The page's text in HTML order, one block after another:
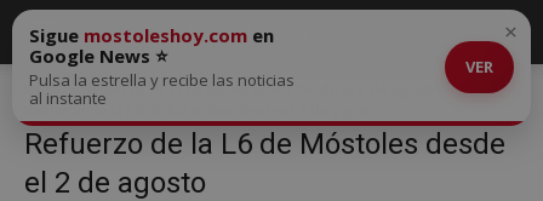
Inicio
Refuerzo de la L6 de Móstoles desde el 2 de agosto
Refuerzo de la L6 de Móstoles desde el 2 de agosto
Refuerzo de la L6 de Móstoles desde
el 2 de agosto
Sigue mostoleshoy.com en
Google News ⭐
Pulsa la estrella y recibe las noticias
al instante
VER
×